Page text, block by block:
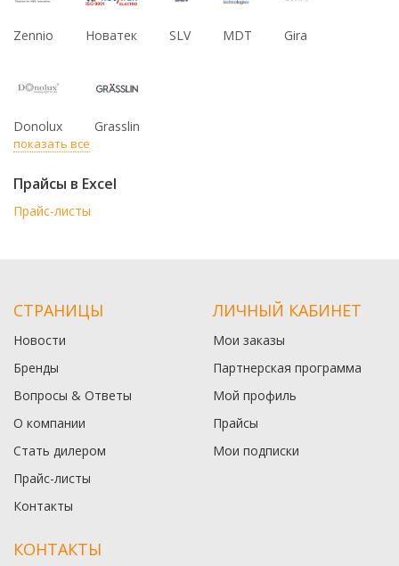
Zennio Новатек SLV MDT Gira
Donolux Grasslin
показать все
Прайсы в Excel
Прайс-листы
СТРАНИЦЫ
Новости
Бренды
Вопросы & Ответы
О компании
Стать дилером
Прайс-листы
Контакты
ЛИЧНЫЙ КАБИНЕТ
Мои заказы
Партнерская программа
Мой профиль
Прайсы
Мои подписки
КОНТАКТЫ